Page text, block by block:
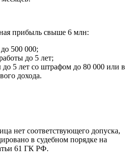
прибыль свыше 6 млн:
500 000;
до 5 лет;
5 лет со штрафом до 80 000 или в
дохода.
нет соответствующего допуска,
в судебном порядке на
61 ГК РФ.